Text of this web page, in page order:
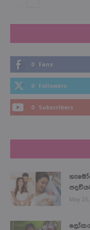
0 Fans
0 Followers
0 Subscribers
May